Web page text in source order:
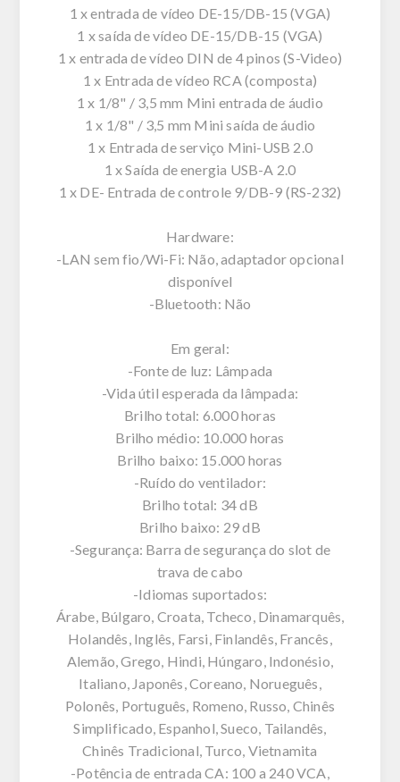
1 x entrada de vídeo DE-15/DB-15 (VGA)
1 x saída de vídeo DE-15/DB-15 (VGA)
1 x entrada de vídeo DIN de 4 pinos (S-Video)
1 x Entrada de vídeo RCA (composta)
1 x 1/8" / 3,5 mm Mini entrada de áudio
1 x 1/8" / 3,5 mm Mini saída de áudio
1 x Entrada de serviço Mini-USB 2.0
1 x Saída de energia USB-A 2.0
1 x DE- Entrada de controle 9/DB-9 (RS-232)
Hardware:
-LAN sem fio/Wi-Fi: Não, adaptador opcional
disponível
-Bluetooth: Não
Em geral:
-Fonte de luz: Lâmpada
-Vida útil esperada da lâmpada:
Brilho total: 6.000 horas
Brilho médio: 10.000 horas
Brilho baixo: 15.000 horas
-Ruído do ventilador:
Brilho total: 34 dB
Brilho baixo: 29 dB
-Segurança: Barra de segurança do slot de
trava de cabo
-Idiomas suportados:
Árabe, Búlgaro, Croata, Tcheco, Dinamarquês,
Holandês, Inglês, Farsi, Finlandês, Francês,
Alemão, Grego, Hindi, Húngaro, Indonésio,
Italiano, Japonês, Coreano, Norueguês,
Polonês, Português, Romeno, Russo, Chinês
Simplificado, Espanhol, Sueco, Tailandês,
Chinês Tradicional, Turco, Vietnamita
-Potência de entrada CA: 100 a 240 VCA,